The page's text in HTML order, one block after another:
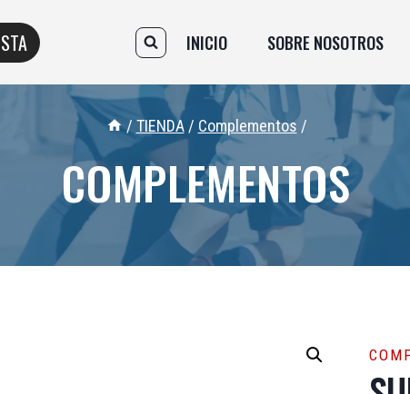
INICIO SOBRE NOSOTROS
/ TIENDA / Complementos /
COMPLEMENTOS